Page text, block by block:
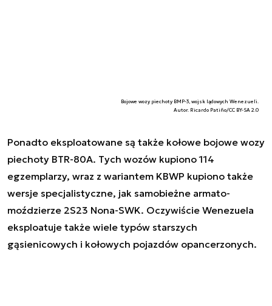
Bojowe wozy piechoty BMP-3, wojsk lądowych Wenezueli.
Autor. Ricardo Patiño/CC BY-SA 2.0
Ponadto eksploatowane są także kołowe bojowe wozy
piechoty BTR-80A. Tych wozów kupiono 114
egzemplarzy, wraz z wariantem KBWP kupiono także
wersje specjalistyczne, jak samobieżne armato-
moździerze 2S23 Nona-SWK. Oczywiście Wenezuela
eksploatuje także wiele typów starszych
gąsienicowych i kołowych pojazdów opancerzonych.